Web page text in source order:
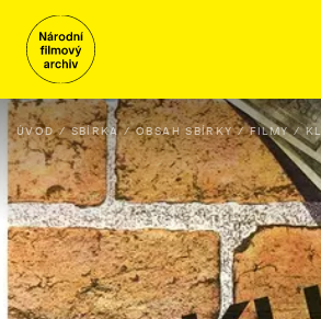
ÚVOD SBÍRKA OBSAH SBÍRKY FILMY